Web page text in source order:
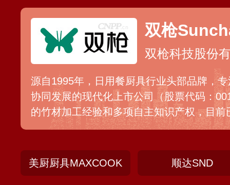
多个国家和地区。
双枪
双枪科技股份
源自1995年，日用餐厨具行业头部品牌，
协同发展的现代化上市公司（股票代码：
的竹材加工经验和多项自主知识产权，目
产基地和庞大的营销网络体系，旗下筷子
美厨厨具MAXCOOK
顺达SND